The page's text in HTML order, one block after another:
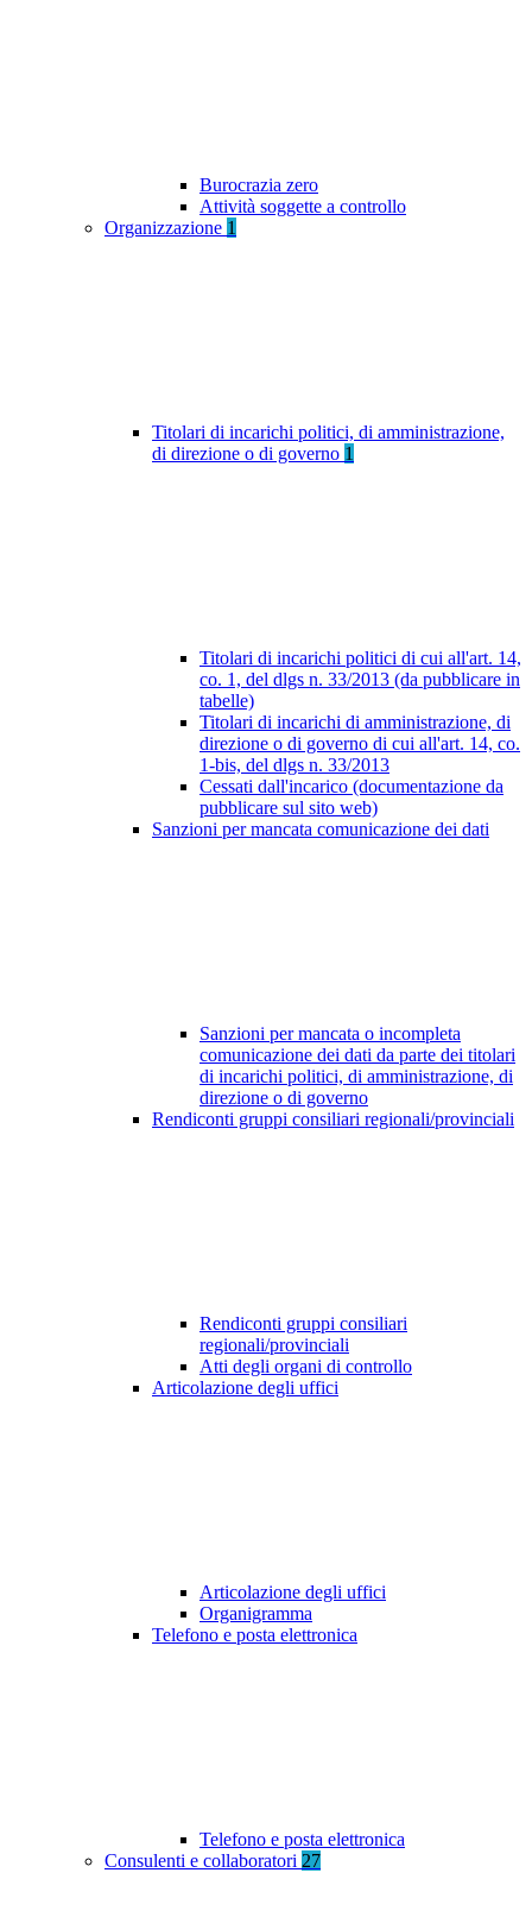
Burocrazia zero
Attività soggette a controllo
Organizzazione 1
Titolari di incarichi politici, di amministrazione,
di direzione o di governo 1
Titolari di incarichi politici di cui all'art. 14,
co. 1, del dlgs n. 33/2013 (da pubblicare in
tabelle)
Titolari di incarichi di amministrazione, di
direzione o di governo di cui all'art. 14, co.
1-bis, del dlgs n. 33/2013
Cessati dall'incarico (documentazione da
pubblicare sul sito web)
Sanzioni per mancata comunicazione dei dati
Sanzioni per mancata o incompleta
comunicazione dei dati da parte dei titolari
di incarichi politici, di amministrazione, di
direzione o di governo
Rendiconti gruppi consiliari regionali/provinciali
Rendiconti gruppi consiliari
regionali/provinciali
Atti degli organi di controllo
Articolazione degli uffici
Articolazione degli uffici
Organigramma
Telefono e posta elettronica
Telefono e posta elettronica
Consulenti e collaboratori 27